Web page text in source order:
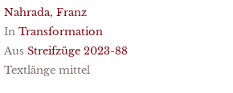
Nahrada, Franz
In Transformation
Aus Streifzüge 2023-88
Textlänge mittel